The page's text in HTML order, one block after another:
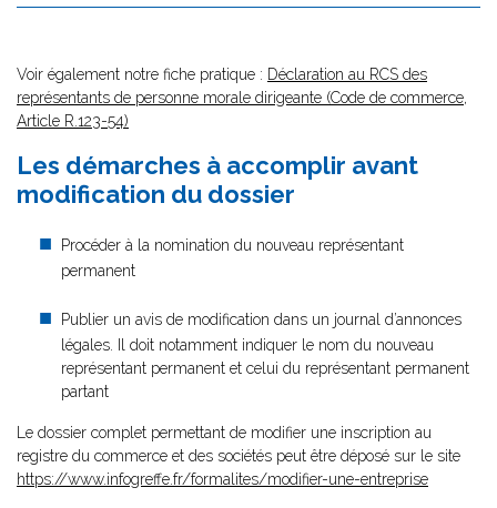
Voir également notre fiche pratique : Déclaration au RCS des
représentants de personne morale dirigeante (Code de commerce,
Article R.123-54)
Les démarches à accomplir avant
modification du dossier
Procéder à la nomination du nouveau représentant
permanent
Publier un avis de modification dans un journal d’annonces
légales. Il doit notamment indiquer le nom du nouveau
représentant permanent et celui du représentant permanent
partant
Le dossier complet permettant de modifier une inscription au
registre du commerce et des sociétés peut être déposé sur le site
https://www.infogreffe.fr/formalites/modifier-une-entreprise